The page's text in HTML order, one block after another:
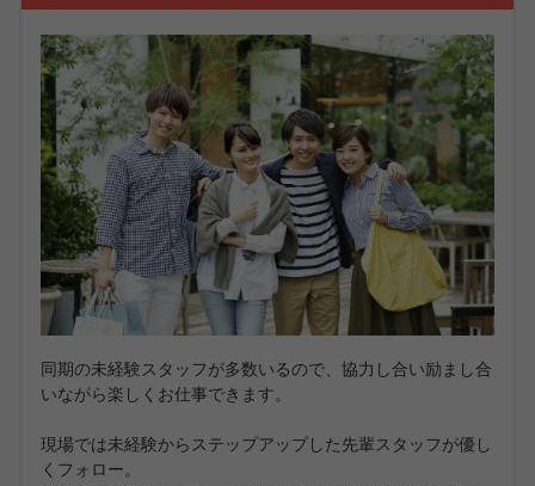
同期の未経験スタッフが多数いるので、協力し合い励まし合
いながら楽しくお仕事できます。
現場では未経験からステップアップした先輩スタッフが優し
くフォロー。